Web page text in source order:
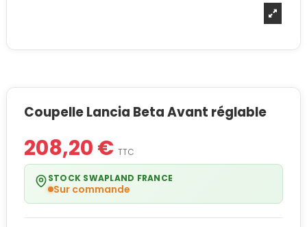
Coupelle Lancia Beta Avant réglable
208,20 € TTC
STOCK SWAPLAND FRANCE
Sur commande